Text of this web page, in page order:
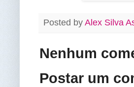
Posted by Alex Silva
Nenhum
Postar um